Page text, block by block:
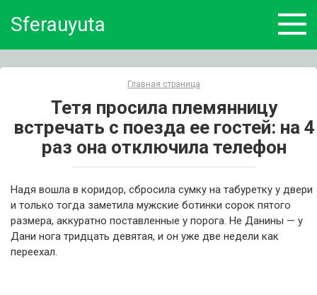
Sferauyuta
Главная страница
Тетя просила племянницу
встречать с поезда ее гостей: на 4
раз она отключила телефон
Надя вошла в коридор, сбросила сумку на табуретку у двери
и только тогда заметила мужские ботинки сорок пятого
размера, аккуратно поставленные у порога. Не Данины — у
Дани нога тридцать девятая, и он уже две недели как
переехал.